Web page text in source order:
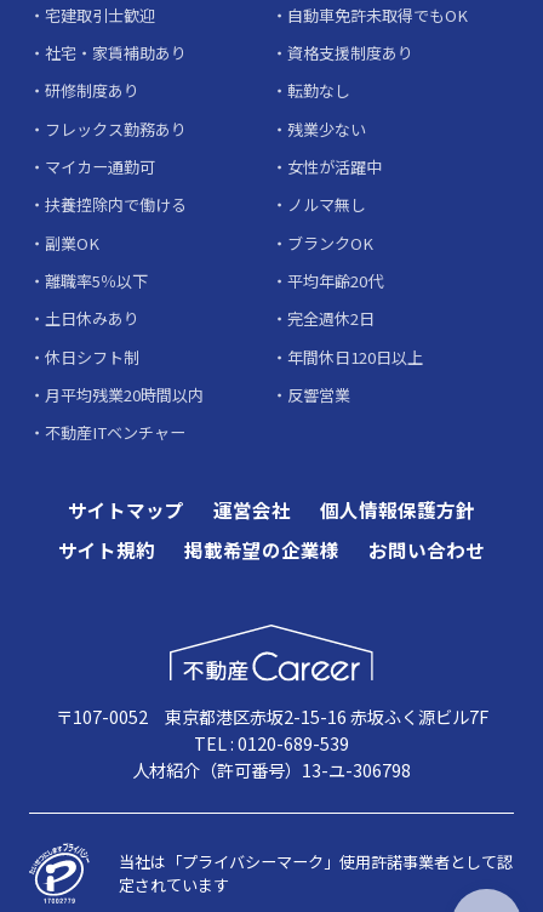
宅建取引士歓迎
自動車免許未取得でもOK
社宅・家賃補助あり
資格支援制度あり
研修制度あり
転勤なし
フレックス勤務あり
残業少ない
マイカー通勤可
女性が活躍中
扶養控除内で働ける
ノルマ無し
副業OK
ブランクOK
離職率5％以下
平均年齢20代
土日休みあり
完全週休2日
休日シフト制
年間休日120日以上
月平均残業20時間以内
反響営業
不動産ITベンチャー
サイトマップ 運営会社
個人情報保護方針
サイト規約
掲載希望の企業様 お問い合わせ
〒107-0052 東京都港区赤坂2-15-16 赤坂ふく源ビル7F
TEL : 0120-689-539
人材紹介（許可番号）13-ユ-306798
当社は「プライバシーマーク」使用許諾事業者として認
定されています